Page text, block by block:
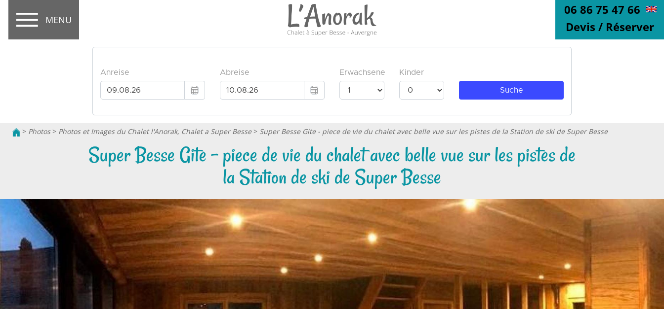
MENU
06 86 75 47 66
Devis / Réserver
> Photos> Photos et Images du Chalet l'Anorak, Chalet a Super Besse> Super Besse Gite - piece de vie du chalet avec belle vue sur les pistes de la Station de ski de Super Besse
Super Besse Gite - piece de vie du chalet avec belle vue sur les pistes de
la Station de ski de Super Besse